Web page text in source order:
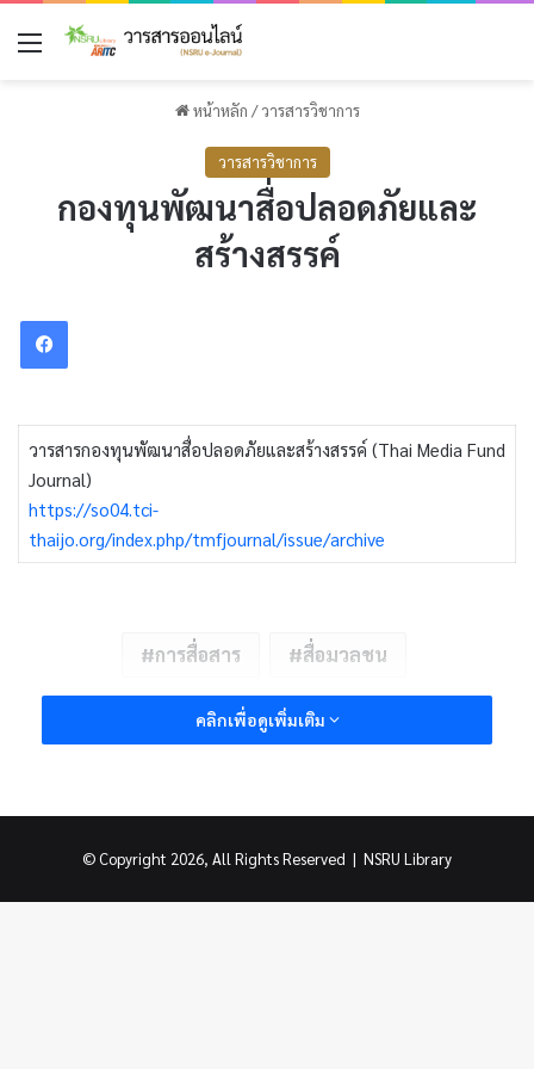
เมนู
หน้าหลัก / วารสารวิชาการ
วารสารวิชาการ
กองทุนพัฒนาสื่อปลอดภัยและ
สร้างสรรค์
Facebook
วารสารกองทุนพัฒนาสื่อปลอดภัยและสร้างสรรค์ (Thai Media Fund
Journal)
https://so04.tci-
thaijo.org/index.php/tmfjournal/issue/archive
การสื่อสาร สื่อมวลชน
คลิกเพื่อดูเพิ่มเติม
© Copyright 2026, All Rights Reserved | NSRU Library